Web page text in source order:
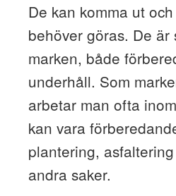
De kan komma ut
behöver göras. De är
marken, både
underhåll. Som
arbetar man ofta
kan vara
plantering,
andra saker.